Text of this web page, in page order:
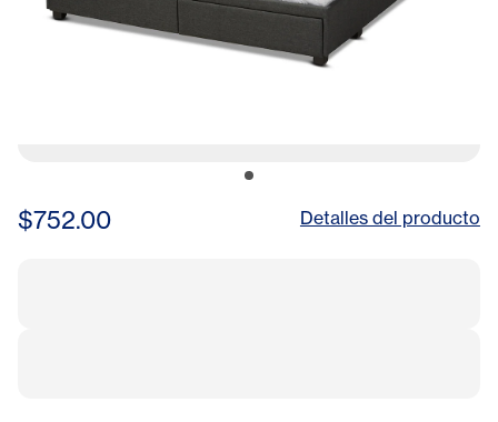
$752.00 Detalles del producto